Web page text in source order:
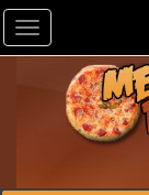
Toggle